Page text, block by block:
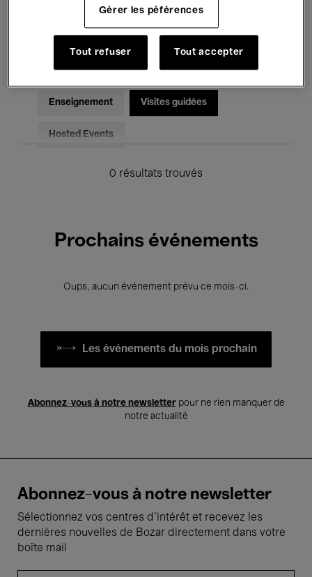
Musique électronique
Pour tous Kids’ Palace
Enseignement Visites guidées
Hosted Events
0 résultats trouvés
Prochains événements
Oups, aucun événement prévu ce mois-ci.
Les événements du mois prochain
Abonnez-vous à notre newsletterpour ne rien manquer de
notre actualité
Abonnez-vous à notre newsletter
Sélectionnez vos centres d'intérêt et recevez les
dernières nouvelles de Bozar directement dans votre
boîte mail
Gérer les péférences
Tout refuser Tout accepter